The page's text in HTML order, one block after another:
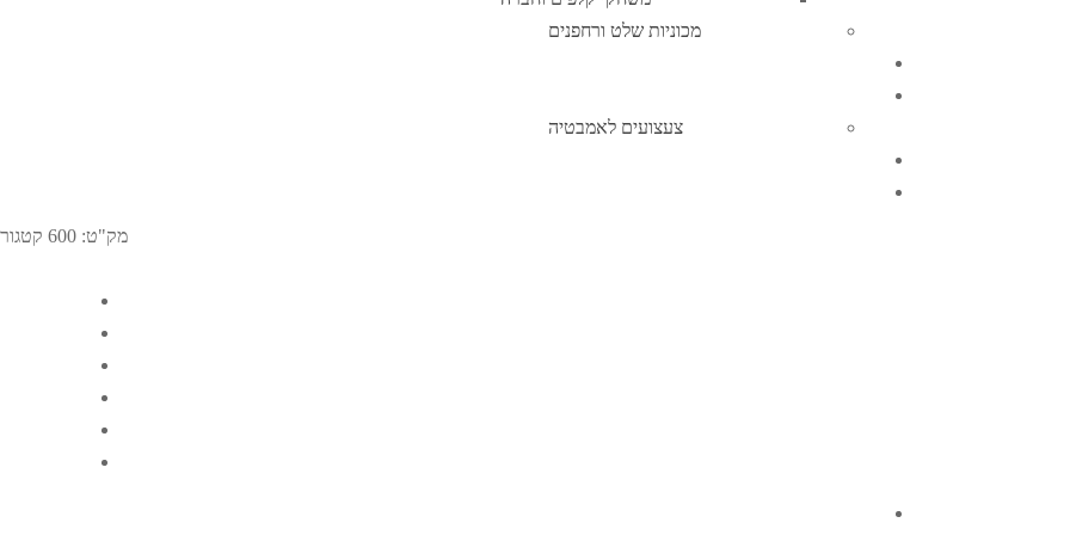
מכוניות שלט ורחפנים
צעצועים לאמבטיה
מק"ט: 600